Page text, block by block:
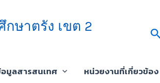
ษาตรัง เขต 2
มูลสารสนเทศ หน่วยงานที่เกี่ยวข้อง